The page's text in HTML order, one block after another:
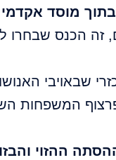
מוסד
זה הכנס שבחרו
שבאויבי
המשפחות
ההזוי